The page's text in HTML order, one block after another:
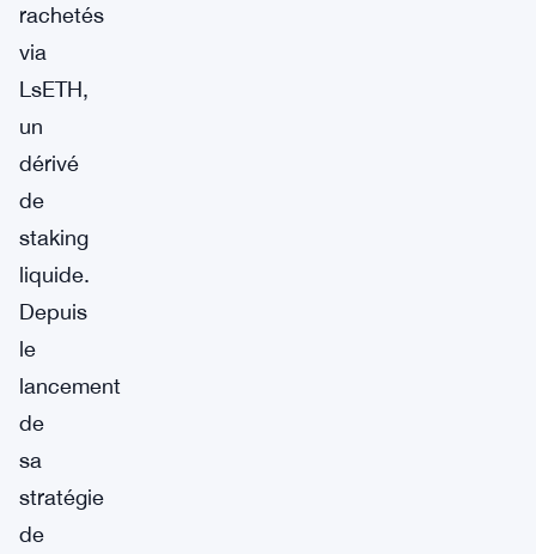
rachetés
via
LsETH,
un
dérivé
de
staking
liquide.
Depuis
le
lancement
de
sa
stratégie
de